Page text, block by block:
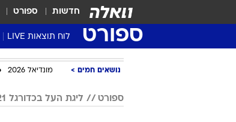
חדשות ספורט
ספורט לוח תוצאות LIVE
נושאים חמים מונדיאל 2026
ספורט ליגת העל בכדורגל 2020/21